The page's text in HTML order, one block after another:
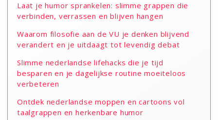
Laat je humor sprankelen: slimme grappen die
verbinden, verrassen en blijven hangen
Waarom filosofie aan de VU je denken blijvend
verandert en je uitdaagt tot levendig debat
Slimme nederlandse lifehacks die je tijd
besparen en je dagelijkse routine moeiteloos
verbeteren
Ontdek nederlandse moppen en cartoons vol
taalgrappen en herkenbare humor